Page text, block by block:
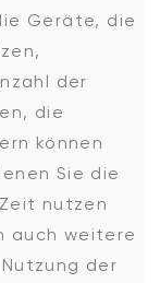
Geräte, die
der
die
können
Sie die
nutzen
auch weitere
der